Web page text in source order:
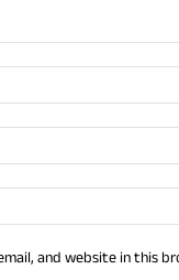
and website in this